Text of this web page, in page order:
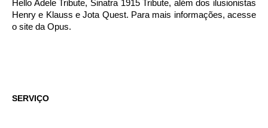
Hello Adele Tribute, Sinatra 1915 Tribute, além dos ilusionistas
Henry e Klauss e Jota Quest. Para mais informações, acesse
o site da Opus.
SERVIÇO